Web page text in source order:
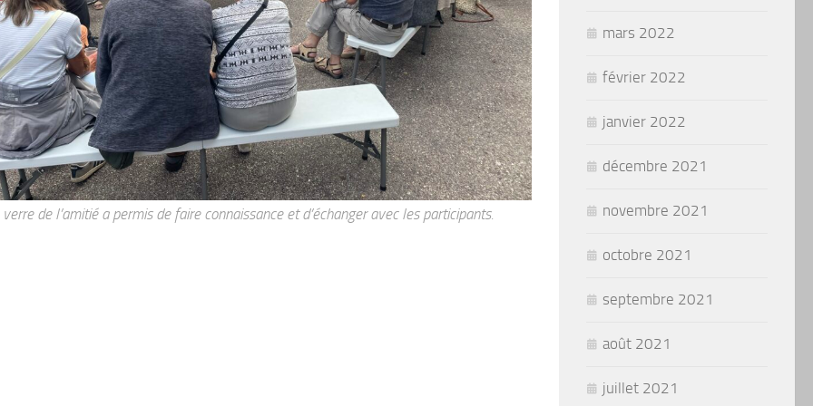
verre de l’amitié a permis de faire connaissance et d’échanger avec les participants.
mars 2022
février 2022
janvier 2022
décembre 2021
novembre 2021
octobre 2021
septembre 2021
août 2021
juillet 2021